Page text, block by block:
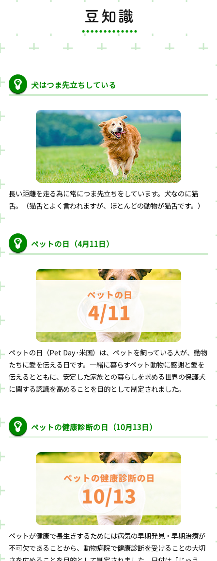
犬はつま先立ちしている
長い距離を走る為に常につま先立ちをしています。犬なのに猫
舌。（猫舌とよく言われますが、ほとんどの動物が猫舌です。）
ペットの日（4月11日）
ペットの日（Pet Day･米国）は、ペットを飼っている人が、動物
たちに愛を伝える日です。一緒に暮らすペット動物に感謝と愛を
伝えるとともに、安定した家族との暮らしを求める世界の保護犬
に関する認識を高めることを目的として制定されました。
ペットの健康診断の日（10月13日）
ペットが健康で長生きするためには病気の早期発見・早期治療が
不可欠であることから、動物病院で健康診断を受けることの大切